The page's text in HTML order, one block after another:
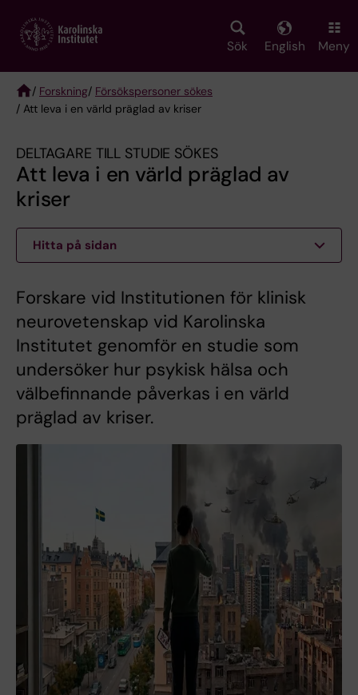
main
Sök English Meny
Breadcrumb
/ Forskning/ Försökspersoner sökes
/ Att leva i en värld präglad av kriser
DELTAGARE TILL STUDIE SÖKES
Att leva i en värld präglad av
kriser
Hitta på sidan
Forskare vid Institutionen för klinisk
neurovetenskap vid Karolinska
Institutet genomför en studie som
undersöker hur psykisk hälsa och
välbefinnande påverkas i en värld
präglad av kriser.